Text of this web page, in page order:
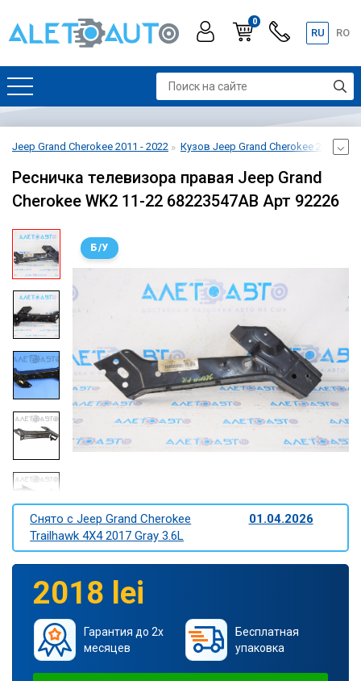
0
RU RO
Jeep Grand Cherokee 2011 - 2022 Кузов Jeep Grand Cherokee 2011 -
Ресничка телевизора правая Jeep Grand
Cherokee WK2 11-22 68223547AB Арт 92226
Б/У
Снято c Jeep Grand Cherokee
Trailhawk 4X4 2017 Gray 3.6L
01.04.2026
2018 lei
Гарантия до 2х
месяцев
Бесплатная
упаковка